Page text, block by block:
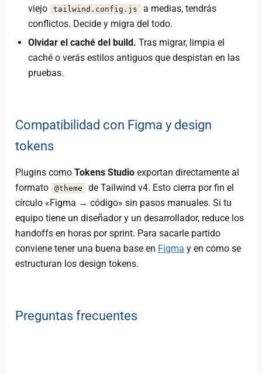
viejo
tailwind.config.js
a medias, tendrás
conflictos. Decide y migra del todo.
Olvidar el caché del build. Tras migrar, limpia el
caché o verás estilos antiguos que despistan en las
pruebas.
Compatibilidad con Figma y design
tokens
Plugins comoTokens Studio exportan directamente al
formato
@theme
de Tailwind v4. Esto cierra por fin el
círculo «Figma → código» sin pasos manuales. Si tu
equipo tiene un diseñador y un desarrollador, reduce los
handoffs en horas por sprint. Para sacarle partido
conviene tener una buena base en Figma y en cómo se
estructuran los design tokens.
Preguntas frecuentes